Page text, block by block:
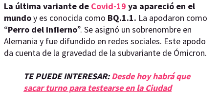
La última variante de Covid-19 ya apareció en el
mundoy es conocida como BQ.1.1. La apodaron como
“Perro del infierno”. Se asignó un sobrenombre en
Alemania y fue difundido en redes sociales. Este apodo
da cuenta de la gravedad de la subvariante de Ómicron.
TE PUEDE INTERESAR: Desde hoy habrá que
sacar turno para testearse en la Ciudad